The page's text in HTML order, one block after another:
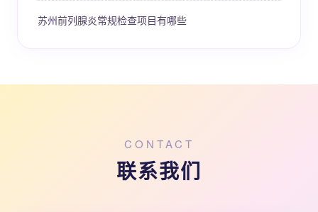
苏州前列腺炎常规检查项目有哪些
CONTACT
联系我们